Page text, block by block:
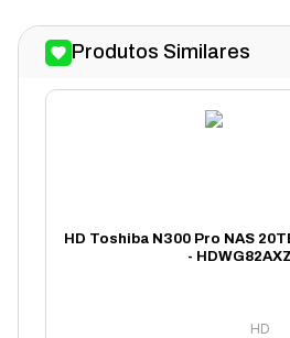
Produtos Similares
HD Toshiba N300 Pro NAS
-
HD